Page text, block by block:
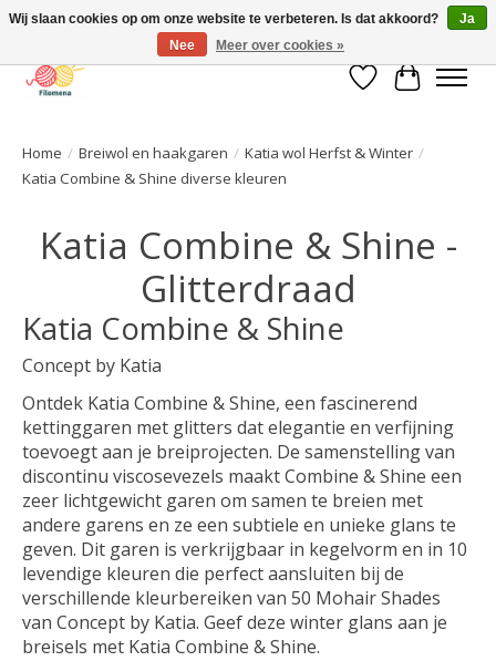
Verlanglijst
Home / Breiwol en haakgaren / Katia wol Herfst & Winter /
Katia Combine & Shine diverse kleuren
Katia Combine & Shine -
Glitterdraad
Katia Combine & Shine
Concept by Katia
Ontdek Katia Combine & Shine, een fascinerend
kettinggaren met glitters dat elegantie en verfijning
toevoegt aan je breiprojecten. De samenstelling van
discontinu viscosevezels maakt Combine & Shine een
zeer lichtgewicht garen om samen te breien met
andere garens en ze een subtiele en unieke glans te
geven. Dit garen is verkrijgbaar in kegelvorm en in 10
levendige kleuren die perfect aansluiten bij de
verschillende kleurbereiken van 50 Mohair Shades
van Concept by Katia. Geef deze winter glans aan je
breisels met Katia Combine & Shine.
Wij slaan cookies op om onze website te verbeteren. Is dat akkoord?
Ja
Nee
Meer over cookies »